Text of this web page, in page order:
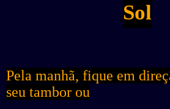
Sol
Pela manhã, fique em
seu tambor ou